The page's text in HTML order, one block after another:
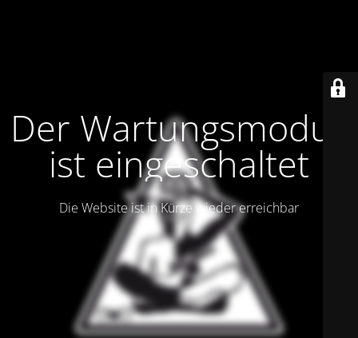
Der Wartungsmodus
ist eingeschaltet
Die Website ist in Kürze wieder erreichbar